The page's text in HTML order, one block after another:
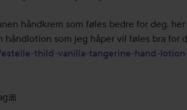
håndkrem som føles bedre for deg, her
thild-vanilla-tangerine-hand-